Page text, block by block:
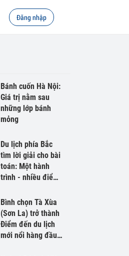
Đăng nhập
Bánh cuốn Hà Nội:
Giá trị nằm sau
những lớp bánh
mỏng
Du lịch phía Bắc
tìm lời giải cho bài
toán: Một hành
trình - nhiều điểm
Bình chọn Tà Xùa
(Sơn La) trở thành
Điểm đến du lịch
mới nổi hàng đầu